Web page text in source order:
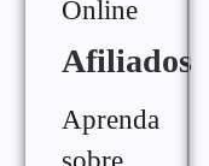
Afiliados
Aprenda
sobre